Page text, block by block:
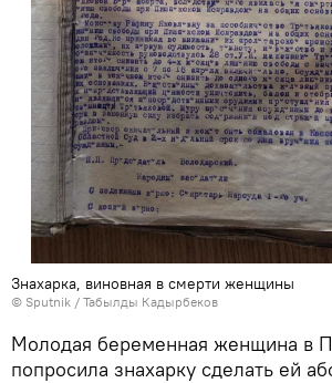
Знахарка, виновная в смерти женщины
© Sputnik / Табылды Кадырбеков
Молодая беременная женщина в
попросила знахарку сделать ей